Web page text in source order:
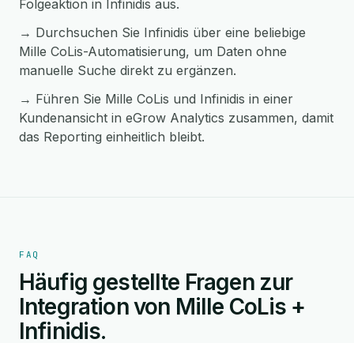
Folgeaktion in Infinidis aus.
→ Durchsuchen Sie Infinidis über eine beliebige
Mille CoLis-Automatisierung, um Daten ohne
manuelle Suche direkt zu ergänzen.
→ Führen Sie Mille CoLis und Infinidis in einer
Kundenansicht in eGrow Analytics zusammen, damit
das Reporting einheitlich bleibt.
FAQ
Häufig gestellte Fragen zur
Integration von Mille CoLis +
Infinidis.